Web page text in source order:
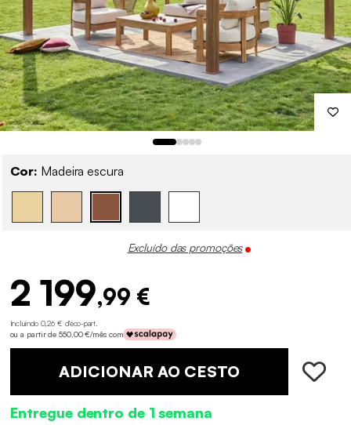
Cor: Madeira escura
Excluído das promoções
2 199,99 €
Incluindo 0,26 € d'éco-part.
ou a partir de 550,00 €/mês com
ADICIONAR AO CESTO
Entregue dentro de 1 semana